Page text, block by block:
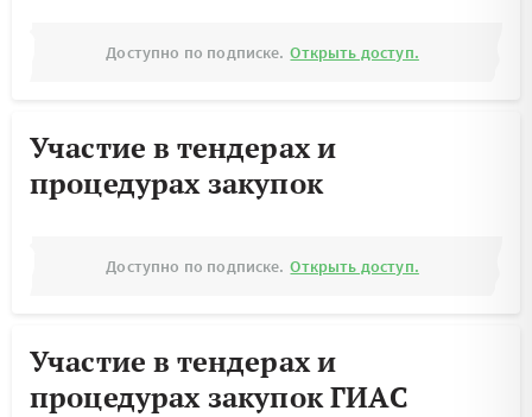
Доступно по подписке. Открыть доступ.
Участие в тендерах и
процедурах закупок
Доступно по подписке. Открыть доступ.
Участие в тендерах и
процедурах закупок ГИАС